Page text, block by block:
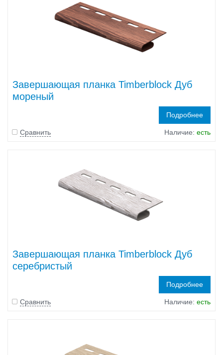
Завершающая планка Timberblock Дуб
мореный
Подробнее
Сравнить Наличие: есть
Завершающая планка Timberblock Дуб
серебристый
Подробнее
Сравнить Наличие: есть